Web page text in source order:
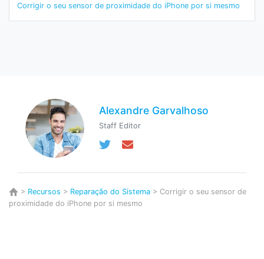
Corrigir o seu sensor de proximidade do iPhone por si mesmo
Alexandre Garvalhoso
Staff Editor
> Recursos > Reparação do Sistema > Corrigir o seu sensor de
proximidade do iPhone por si mesmo